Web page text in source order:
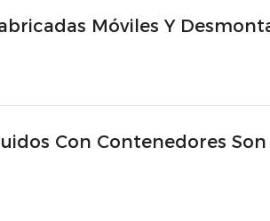
Móviles Y
Con Contenedores